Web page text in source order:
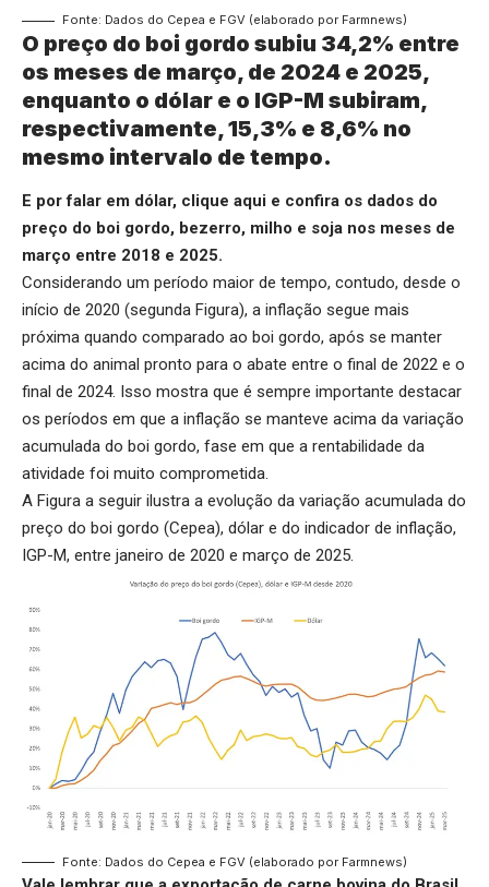
Fonte: Dados do Cepea e FGV (elaborado por Farmnews)
O preço do boi gordo subiu 34,2% entre
os meses de março, de 2024 e 2025,
enquanto o dólar e o IGP-M subiram,
respectivamente, 15,3% e 8,6% no
mesmo intervalo de tempo.
E por falar em dólar, clique aqui e confira os dados do
preço do boi gordo, bezerro, milho e soja nos meses de
março entre 2018 e 2025.
Considerando um período maior de tempo, contudo, desde o
início de 2020 (segunda Figura), a inflação segue mais
próxima quando comparado ao boi gordo, após se manter
acima do animal pronto para o abate entre o final de 2022 e o
final de 2024. Isso mostra que é sempre importante destacar
os períodos em que a inflação se manteve acima da variação
acumulada do boi gordo, fase em que a rentabilidade da
atividade foi muito comprometida.
A Figura a seguir ilustra a evolução da variação acumulada do
preço do boi gordo (Cepea), dólar e do indicador de inflação,
IGP-M, entre janeiro de 2020 e março de 2025.
Fonte: Dados do Cepea e FGV (elaborado por Farmnews)